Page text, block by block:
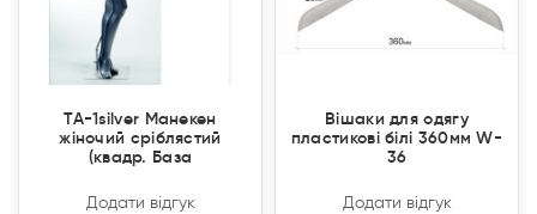
TA-1silver Манекен
жіночий сріблястий
(квадр. База
Додати відгук
Вішаки для одягу
пластикові білі 360мм W-
36
Додати відгук